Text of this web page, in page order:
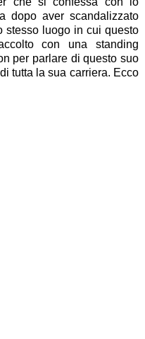
dopo aver scandalizzato
stesso luogo in cui questo
con una standing
per parlare di questo suo
tutta la sua carriera. Ecco